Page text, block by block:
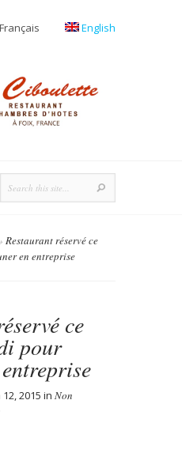
Français English
Restaurant réservé ce
en entreprise
ce
pour
2015 in Non